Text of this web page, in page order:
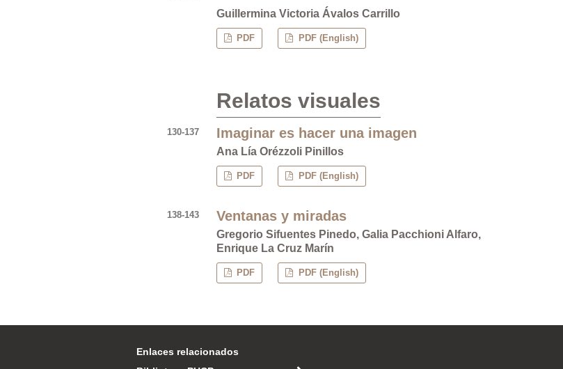
Guillermina Victoria Ávalos Carrillo
PDF PDF (English)
Relatos visuales
Imaginar es hacer una imagen
Ana Lía Orézzoli Pinillos
130-137
PDF PDF (English)
Ventanas y miradas
Gregorio Sifuentes Pinedo, Galia Pacchioni Alfaro,
Enrique La Cruz Marín
138-143
PDF PDF (English)
Enlaces relacionados